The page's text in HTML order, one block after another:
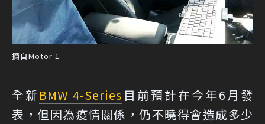
摘自Motor 1
全新BMW 4-Series 目前預計在今年6月發
表，但因為疫情關係，仍不曉得會造成多少